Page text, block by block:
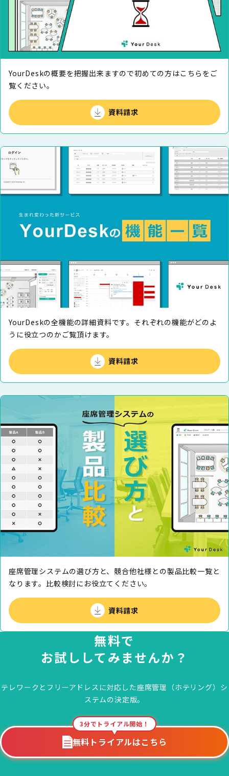
YourDeskの概要を把握出来ますので初めての⽅はこちらをご
覧ください。
資料請求
YourDeskの全機能の詳細資料です。それぞれの機能がどのよ
うに役⽴つのかご覧頂けます。
資料請求
座席管理システムの選び方と、競合他社様との製品⽐較⼀覧と
なります。⽐較検討にお役⽴てください。
資料請求
無料で
お試ししてみませんか？
テレワークとフリーアドレスに対応した座席管理（ホテリング）シ
ステムの決定版。
無料トライアルはこちら
3分でトライアル開始！